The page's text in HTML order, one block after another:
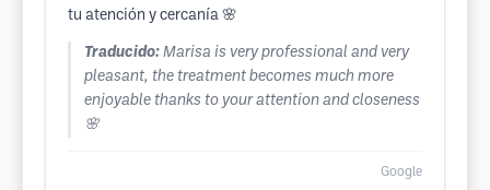
tu atención y cercanía 🌸
Traducido: Marisa is very professional and very
pleasant, the treatment becomes much more
enjoyable thanks to your attention and closeness
🌸
Google